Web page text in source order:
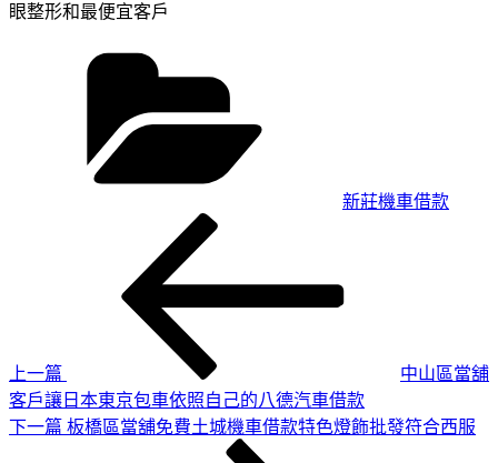
眼整形和最便宜客戶
新莊機車借款
上一篇
中山區當舖
客戶讓日本東京包車依照自己的八德汽車借款
下
下一篇 板橋區當舖免費土城機車借款特色燈飾批發符合西服